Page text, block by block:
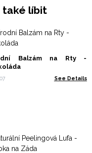
také líbit
Balzám na Rty -
See Details